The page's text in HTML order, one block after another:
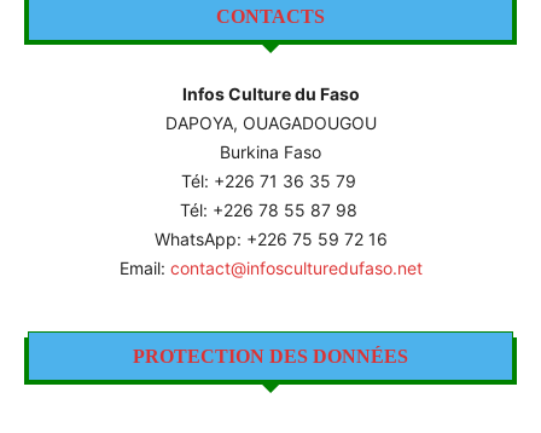
CONTACTS
Infos Culture du Faso
DAPOYA, OUAGADOUGOU
Burkina Faso
Tél: +226 71 36 35 79
Tél: +226 78 55 87 98
WhatsApp: +226 75 59 72 16
Email: contact@infosculturedufaso.net
PROTECTION DES DONNÉES